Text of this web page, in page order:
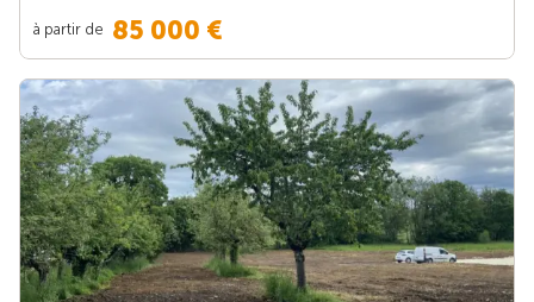
à partir de 85 000 €